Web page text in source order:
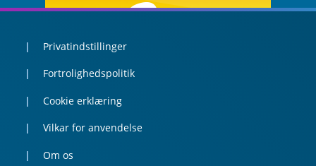
Privatindstillinger
Fortrolighedspolitik
Cookie erklæring
Vilkar for anvendelse
Om os